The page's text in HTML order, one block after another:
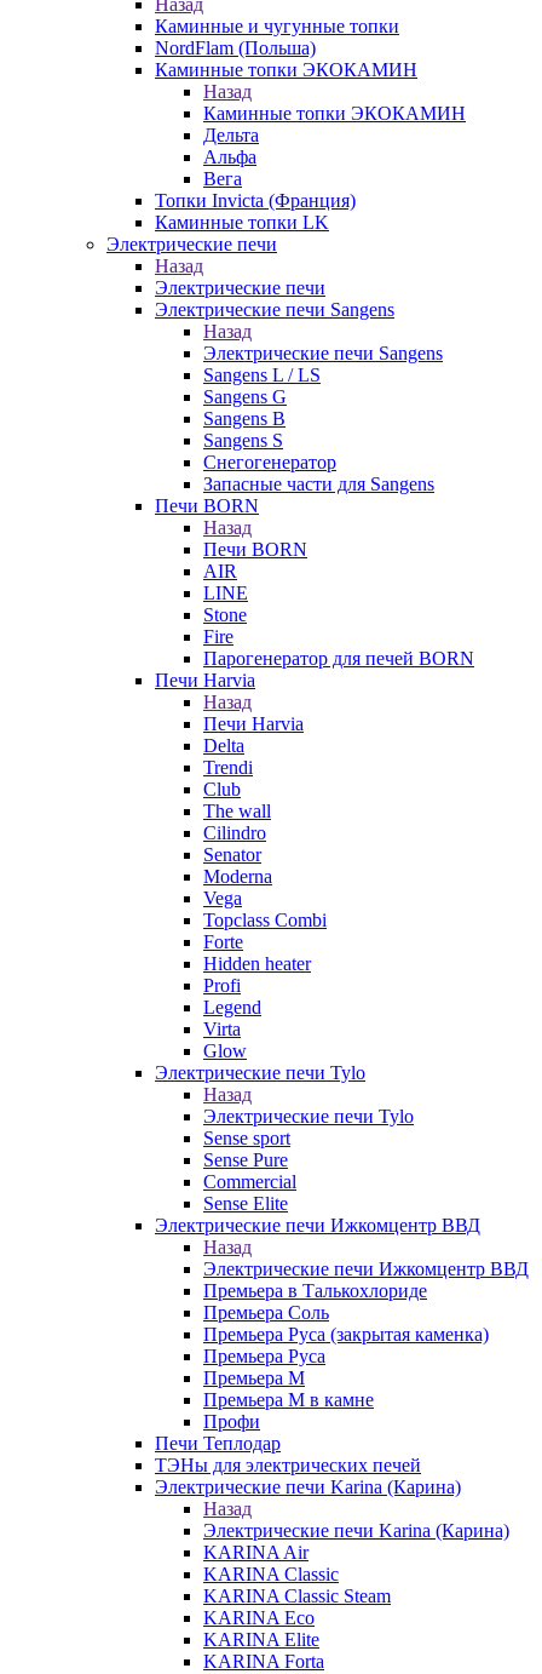
Назад
Каминные и чугунные топки
NordFlam (Польша)
Каминные топки ЭКОКАМИН
Назад
Каминные топки ЭКОКАМИН
Дельта
Альфа
Вега
Топки Invicta (Франция)
Каминные топки LK
Электрические печи
Назад
Электрические печи
Электрические печи Sangens
Назад
Электрические печи Sangens
Sangens L / LS
Sangens G
Sangens B
Sangens S
Снегогенератор
Запасные части для Sangens
Печи BORN
Назад
Печи BORN
AIR
LINE
Stone
Fire
Парогенератор для печей BORN
Печи Harvia
Назад
Печи Harvia
Delta
Trendi
Club
The wall
Cilindro
Senator
Moderna
Vega
Topclass Combi
Forte
Hidden heater
Profi
Legend
Virta
Glow
Электрические печи Tylo
Назад
Электрические печи Tylo
Sense sport
Sense Pure
Commercial
Sense Elite
Электрические печи Ижкомцентр ВВД
Назад
Электрические печи Ижкомцентр ВВД
Премьера в Талькохлориде
Премьера Cоль
Премьера Руса (закрытая каменка)
Премьера Руса
Премьера М
Премьера М в камне
Профи
Печи Теплодар
ТЭНы для электрических печей
Электрические печи Karina (Карина)
Назад
Электрические печи Karina (Карина)
KARINA Air
KARINA Classic
KARINA Classic Steam
KARINA Eco
KARINA Elite
KARINA Forta